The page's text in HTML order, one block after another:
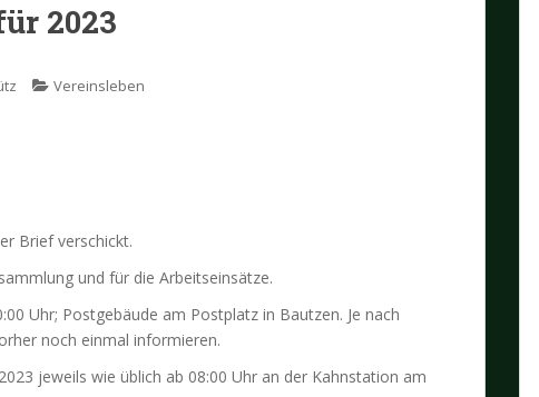
2023
Vereinsleben
Brief verschickt.
und für die Arbeitseinsätze.
Uhr; Postgebäude am Postplatz in Bautzen. Je nach
noch einmal informieren.
jeweils wie üblich ab 08:00 Uhr an der Kahnstation am